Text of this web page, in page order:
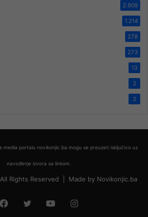
2.909
1.214
278
273
13
2
2
media portalu novikonjic.ba mogu se preuzeti isključivo uz
navođenje izvora sa linkom.
Rights Reserved | Made by Novikonjic.ba
Facebook
Twitter YouTubeInstagram